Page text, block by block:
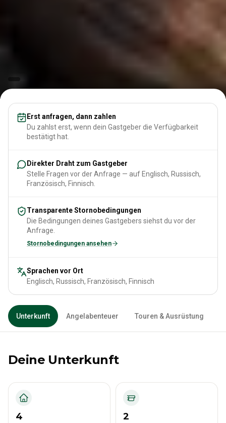
Erst anfragen, dann zahlen
Du zahlst erst, wenn dein Gastgeber die Verfügbarkeit
bestätigt hat.
Direkter Draht zum Gastgeber
Stelle Fragen vor der Anfrage — auf Englisch, Russisch,
Französisch, Finnisch.
Transparente Stornobedingungen
Die Bedingungen deines Gastgebers siehst du vor der
Anfrage.
Stornobedingungen ansehen
Sprachen vor Ort
Englisch, Russisch, Französisch, Finnisch
Unterkunft Angelabenteuer Touren & Ausrüstung
Deine Unterkunft
4 2